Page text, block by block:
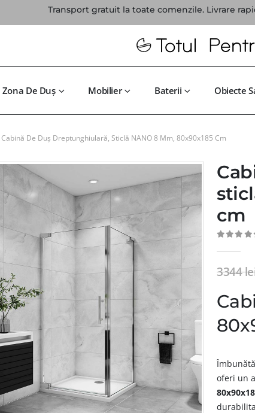
Transport gratuit la toate comenzile. Livrare
Zona De Duș Mobilier Baterii Obiecte
Cabină De Duș Dreptunghiulară, Sticlă NANO 8 Mm, 80x90x185 Cm
cm
3344
oferi un